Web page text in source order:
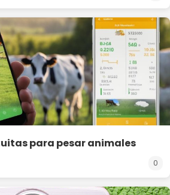
para pesar animales
0